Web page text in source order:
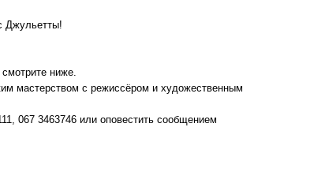
Джульетты!
ниже.
мастерством с режиссёром и художественным
067 3463746 или оповестить сообщением